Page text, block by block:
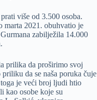
više od 3.500 osoba.
marta 2021. obuhvatio je
zabilježila 14.000
prilika da proširimo svoj
da se naša poruka čuje
je veći broj ljudi htio
kao osobe koje su